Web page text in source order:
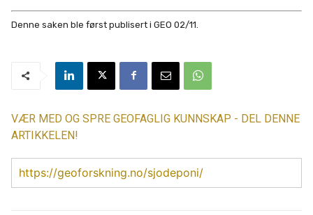
Denne saken ble først publisert i GEO 02/11.
VÆR MED OG SPRE GEOFAGLIG KUNNSKAP - DEL DENNE
ARTIKKELEN!
https://geoforskning.no/sjodeponi/